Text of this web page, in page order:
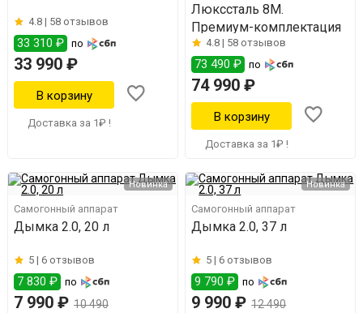
4.8 | 58 отзывов
33 310 ₽ по
33 990 ₽
Доставка за 1₽ !
Люкссталь 8M.
Премиум-комплектация
4.8 | 58 отзывов
73 490 ₽ по
74 990 ₽
Доставка за 1₽ !
Новинка
Самогонный аппарат
Дымка 2.0, 20 л
5 | 6 отзывов
7 830 ₽ по
7 990 ₽ 10 490
Новинка
Самогонный аппарат
Дымка 2.0, 37 л
5 |6 отзывов
9 790 ₽ по
9 990 ₽ 12 490